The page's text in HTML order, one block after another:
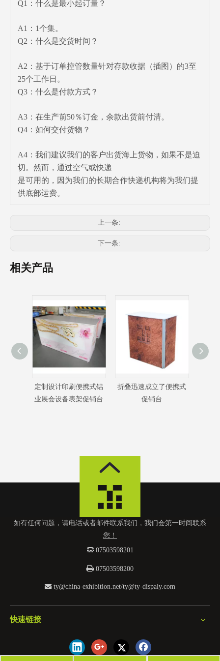
Q1：什么是最小起订量？
A1：1个集。
Q2：什么是交货时间？
A2：基于订单控管数量针对存款收据（插图）的3至
25个工作日。
Q3：什么是付款方式？
A3：在生产前50％订金，余款出货前付清。
Q4：如何交付货物？
A4：我们建议我们的客户出货海上货物，如果不是迫
切。然而，通过空气或快递
是可用的，因为我们的长期合作快递机构将为我们提
供底部运费。
上一条:
下一条:
相关产品
折叠迅速成立了便携式
促销台
高品质便携式展具移动
表促销柜台
如有任何问题，请电话或者邮件联系我们，我们会第一时间联系
您！
 07503598201
 07503598200
 ty@china-exhibition.net/ty@ty-dispaly.com
快速链接